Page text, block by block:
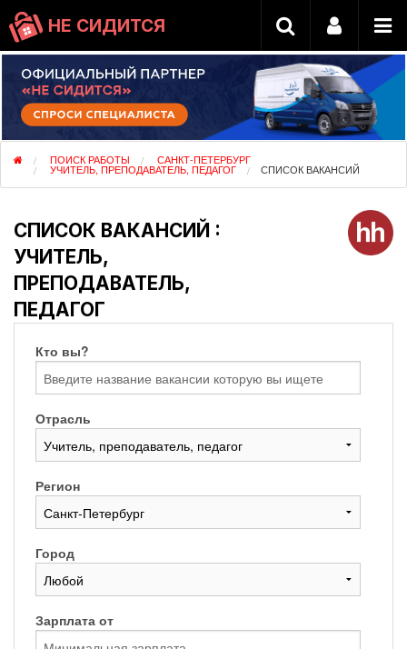
НЕ СИДИТСЯ
ПОИСК РАБОТЫ САНКТ-ПЕТЕРБУРГ
УЧИТЕЛЬ, ПРЕПОДАВАТЕЛЬ, ПЕДАГОГ СПИСОК ВАКАНСИЙ
СПИСОК ВАКАНСИЙ :
УЧИТЕЛЬ,
ПРЕПОДАВАТЕЛЬ,
ПЕДАГОГ
Кто вы?
Отрасль
Регион
Город
Зарплата от